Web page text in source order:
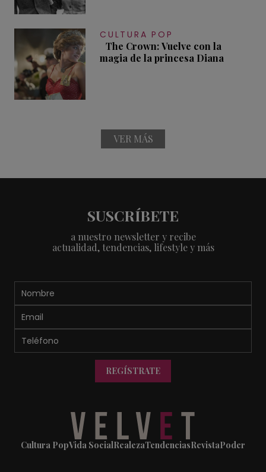
CULTURA POP
The Crown: Vuelve con la
magia de la princesa Diana
VER MÁS
SUSCRÍBETE
a nuestro newsletter y recibe
actualidad, tendencias, lifestyle y más
REGÍSTRATE
Cultura PopVida SocialRealezaTendenciasRevistaPoder